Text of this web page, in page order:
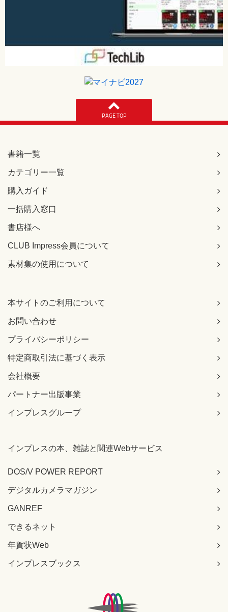
PAGE TOP
書籍一覧
カテゴリー一覧
購入ガイド
一括購入窓口
書店様へ
CLUB Impress会員について
素材集の使用について
本サイトのご利用について
お問い合わせ
プライバシーポリシー
特定商取引法に基づく表示
会社概要
パートナー出版事業
インプレスグループ
インプレスの本、雑誌と関連Webサービス
DOS/V POWER REPORT
デジタルカメラマガジン
GANREF
できるネット
年賀状Web
インプレスブックス